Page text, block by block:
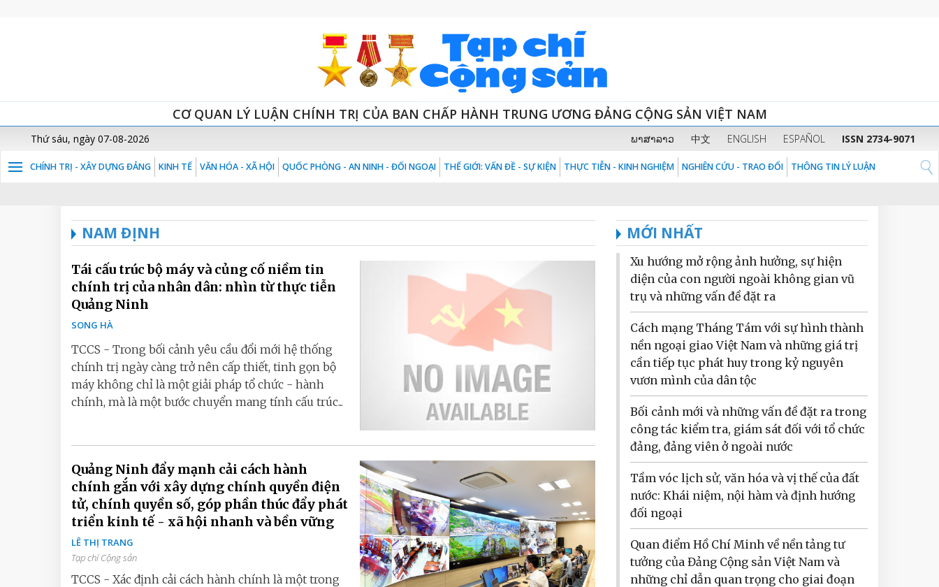
CƠ QUAN LÝ LUẬN CHÍNH TRỊ CỦA BAN CHẤP HÀNH TRUNG ƯƠNG ĐẢNG CỘNG SẢN VIỆT NAM
Thứ sáu, ngày 07-08-2026 ພາສາລາວ 中文 ENGLISH ESPAÑOL ISSN 2734-9071
CHÍNH TRỊ - XÂY DỰNG ĐẢNG KINH TẾ VĂN HÓA - XÃ HỘI QUỐC PHÒNG - AN NINH - ĐỐI NGOẠI THẾ GIỚI: VẤN ĐỀ - SỰ KIỆN THỰC TIỄN - KINH NGHIỆM NGHIÊN CỨU - TRAO ĐỔI THÔNG TIN LÝ LUẬN
NAM ĐỊNH
Tái cấu trúc bộ máy và củng cố niềm tin
chính trị của nhân dân: nhìn từ thực tiễn
Quảng Ninh
SONG HÀ
TCCS - Trong bối cảnh yêu cầu đổi mới hệ thống
chính trị ngày càng trở nên cấp thiết, tinh gọn bộ
máy không chỉ là một giải pháp tổ chức - hành
chính, mà là một bước chuyển mang tính cấu trúc...
Quảng Ninh đẩy mạnh cải cách hành
chính gắn với xây dựng chính quyền điện
tử, chính quyền số, góp phần thúc đẩy phát
triển kinh tế - xã hội nhanh và bền vững
LÊ THỊ TRANG
Tạp chí Cộng sản
TCCS - Xác định cải cách hành chính là một trong
MỚI NHẤT
Xu hướng mở rộng ảnh hưởng, sự hiện
diện của con người ngoài không gian vũ
trụ và những vấn đề đặt ra
Cách mạng Tháng Tám với sự hình thành
nền ngoại giao Việt Nam và những giá trị
cần tiếp tục phát huy trong kỷ nguyên
vươn mình của dân tộc
Bối cảnh mới và những vấn đề đặt ra trong
công tác kiểm tra, giám sát đối với tổ chức
đảng, đảng viên ở ngoài nước
Tầm vóc lịch sử, văn hóa và vị thế của đất
nước: Khái niệm, nội hàm và định hướng
đối ngoại
Quan điểm Hồ Chí Minh về nền tảng tư
tưởng của Đảng Cộng sản Việt Nam và
những chỉ dẫn quan trọng cho giai đoạn